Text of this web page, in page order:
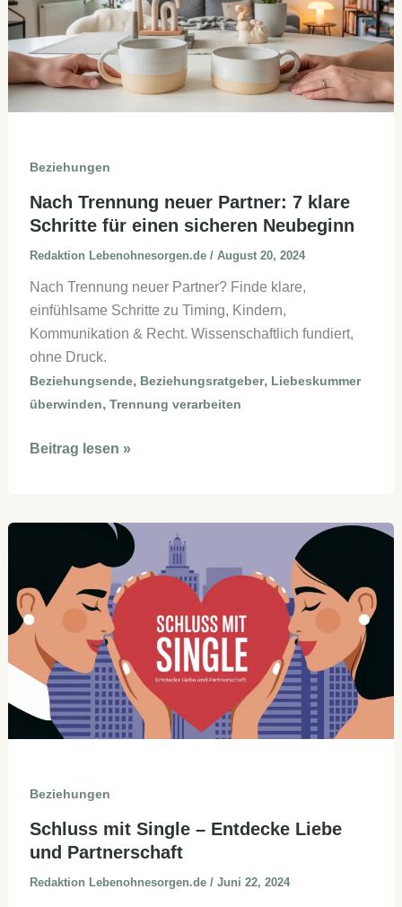
logische
Entscheidung
Beziehungen
Nach Trennung neuer Partner: 7 klare
Schritte für einen sicheren Neubeginn
Redaktion Lebenohnesorgen.de / August 20, 2024
Nach Trennung neuer Partner? Finde klare,
einfühlsame Schritte zu Timing, Kindern,
Kommunikation & Recht. Wissenschaftlich fundiert,
ohne Druck.
Beziehungsende, Beziehungsratgeber, Liebeskummer
überwinden, Trennung verarbeiten
Nach
Schritte
für
einen
sicheren
Neubeginn
Beitrag lesen »
Beziehungen
Schluss mit Single – Entdecke Liebe
und Partnerschaft
Redaktion Lebenohnesorgen.de / Juni 22, 2024